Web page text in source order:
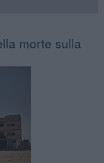
morte sulla